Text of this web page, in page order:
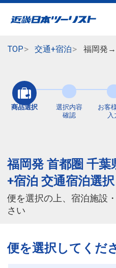
TOP 交通+宿泊 福岡発→
商品選択
選択内容
確認
お客
入
福岡発 首都圏 千
+宿泊 交通宿泊選択
便を選択の上、宿泊施設
さい
便を選択してくだ